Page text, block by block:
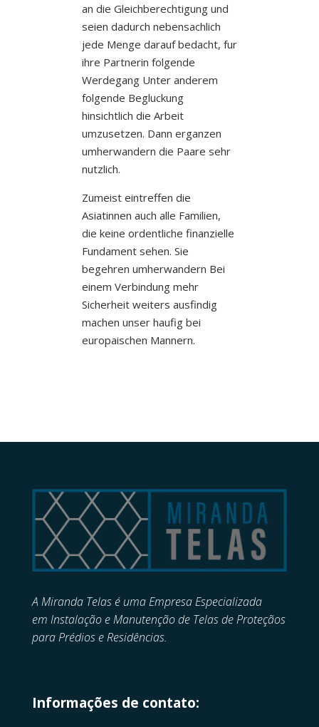
an die Gleichberechtigung und
seien dadurch nebensachlich
jede Menge darauf bedacht, fur
ihre Partnerin folgende
Werdegang Unter anderem
folgende Begluckung
hinsichtlich die Arbeit
umzusetzen. Dann erganzen
umherwandern die Paare sehr
nutzlich.
Zumeist eintreffen die
Asiatinnen auch alle Familien,
die keine ordentliche finanzielle
Fundament sehen. Sie
begehren umherwandern Bei
einem Verbindung mehr
Sicherheit weiters ausfindig
machen unser haufig bei
europaischen Mannern.
A Miranda Telas é uma Empresa Especializada
em Instalação e Manutenção de Telas de Proteçãos
para Prédios e Residências.
Informações de contato: